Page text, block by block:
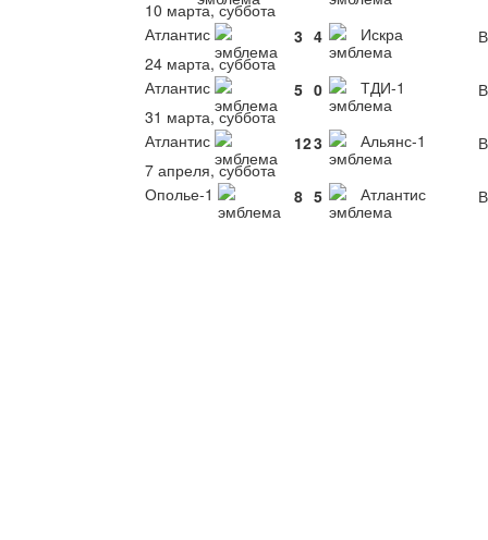
10 марта, суббота
Атлантис
3 4 Искра
24 марта, суббота
Атлантис
5 0 ТДИ-1
31 марта, суббота
Атлантис
123 Альянс-1
7 апреля, суббота
Ополье-1
8 5 Атлантис